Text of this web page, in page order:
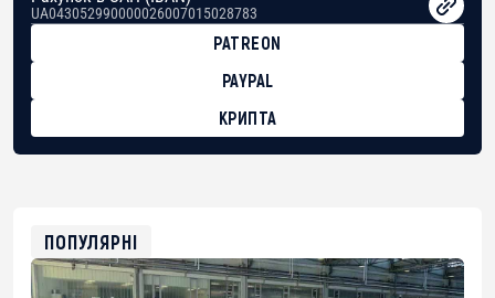
UA043052990000026007015028783
PATREON
PAYPAL
КРИПТА
0xfD02863D3289416fcF50975c9DFda13623f97758
ПОПУЛЯРНІ